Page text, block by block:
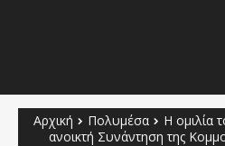
Αρχική Πολυμέσα
Η ομιλία
ανοικτή Συνάντηση της